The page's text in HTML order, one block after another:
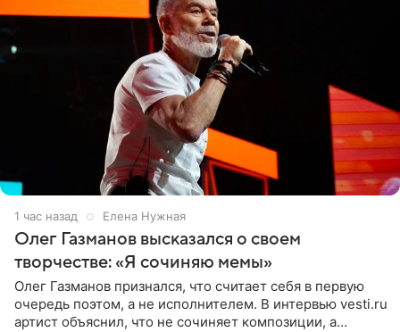
1 час назад Елена Нужная
Олег Газманов высказался о своем
творчестве: «Я сочиняю мемы»
Олег Газманов признался, что считает себя в первую
очередь поэтом, а не исполнителем. В интервью vesti.ru
артист объяснил, что не сочиняет композиции, а